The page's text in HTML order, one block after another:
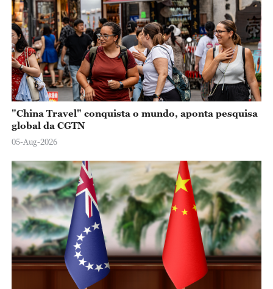
"China Travel" conquista o mundo, aponta pesquisa
global da CGTN
05-Aug-2026